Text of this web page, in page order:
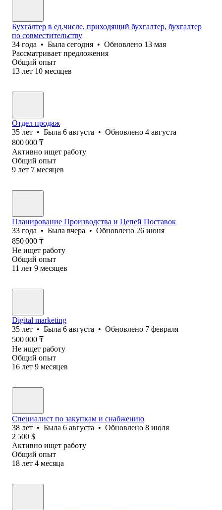
Бухгалтер в ед.числе, приходящий бухгалтер, бухгалтер
по совместительству
34 года • Была сегодня • Обновлено 13 мая
Рассматривает предложения
Общий опыт
13 лет 10 месяцев
Отдел продаж
35 лет • Была 6 августа • Обновлено 4 августа
800 000 ₸
Активно ищет работу
Общий опыт
9 лет 7 месяцев
Планирование Производства и Цепей Поставок
33 года • Была вчера • Обновлено 26 июня
850 000 ₸
Не ищет работу
Общий опыт
11 лет 9 месяцев
Digital marketing
35 лет • Была 6 августа • Обновлено 7 февраля
500 000 ₸
Не ищет работу
Общий опыт
16 лет 9 месяцев
Специалист по закупкам и снабжению
38 лет • Была 6 августа • Обновлено 8 июля
2 500 $
Активно ищет работу
Общий опыт
18 лет 4 месяца